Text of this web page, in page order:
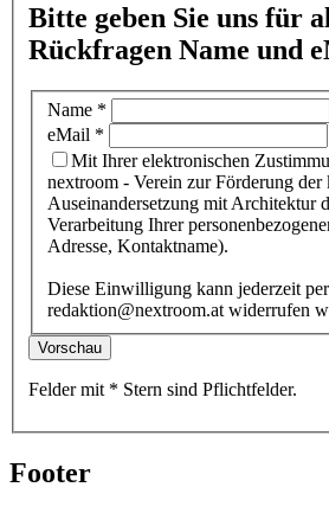
Bitte geben Sie uns für
Rückfragen Name und
Name *
eMail *
Mit Ihrer elektronischen
nextroom - Verein zur Förderung der
Auseinandersetzung mit Architektur
Verarbeitung Ihrer
Adresse, Kontaktname).
Diese Einwilligung kann jederzeit
redaktion@nextroom.at widerrufen
Vorschau
Felder mit * Stern sind Pflichtfelder.
Footer